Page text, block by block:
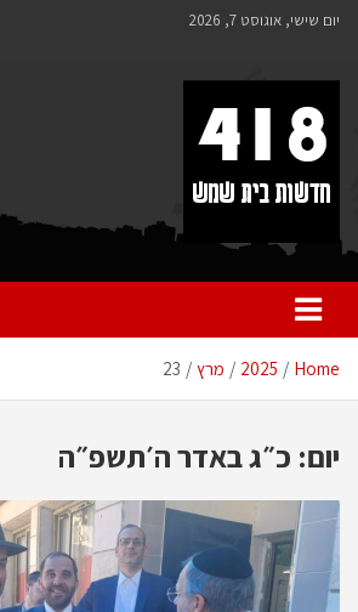
לתוכן
יום שישי, אוגוסט 7, 2026
418 – חדשות בית שמש
כל מה שחדש ומעניין בבית שמש בכלל והחרדית בפרט
Home
2025 מרץ 23
יום: כ״ג באדר ה׳תשפ״ה